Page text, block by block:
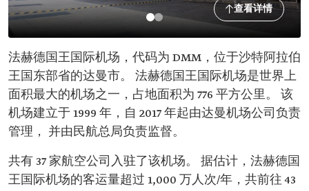
查看详情
法赫德国王国际机场，代码为 DMM，位于沙特阿拉伯
王国东部省的达曼市。 法赫德国王国际机场是世界上
面积最大的机场之一，占地面积为 776 平方公里。 该
机场建立于 1999 年，自 2017 年起由达曼机场公司负责
管理， 并由民航总局负责监督。
共有 37 家航空公司入驻了该机场。 据估计，法赫德国
王国际机场的客运量超过 1,000 万人次/年，共前往 43